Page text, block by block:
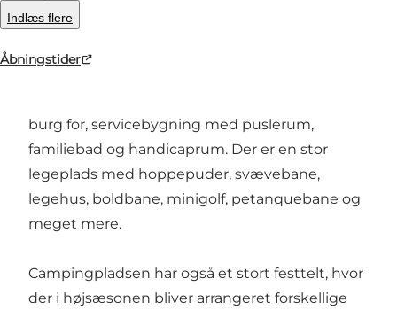
Indlæs flere
Åbningstider
Dalgård Camping er en stille og rolig familie
campingplads tæt på vandet, hvor både
burg for, servicebygning med puslerum,
familiebad og handicaprum. Der er en stor
legeplads med hoppepuder, svævebane,
legehus, boldbane, minigolf, petanquebane og
meget mere.
Campingpladsen har også et stort festtelt, hvor
der i højsæsonen bliver arrangeret forskellige